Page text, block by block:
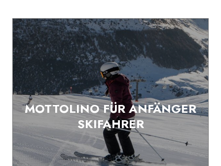
MOTTOLINO FÜR ANFÄNGER
SKIFAHRER